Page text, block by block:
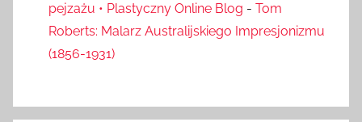
pejzażu • Plastyczny Online Blog - Tom
Roberts: Malarz Australijskiego Impresjonizmu
(1856-1931)